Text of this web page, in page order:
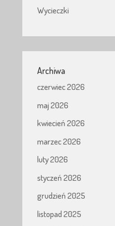
Wycieczki
Archiwa
czerwiec 2026
maj 2026
kwiecień 2026
marzec 2026
luty 2026
styczeń 2026
grudzień 2025
listopad 2025